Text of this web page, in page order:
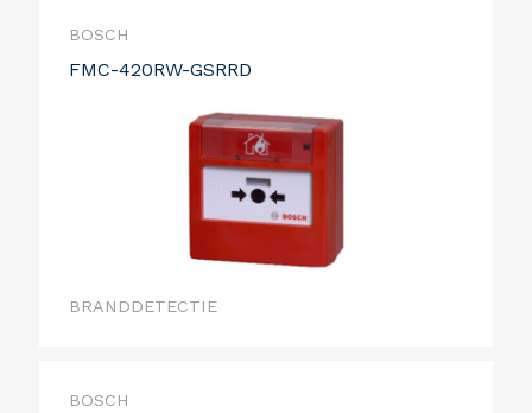
BOSCH
FMC-420RW-GSRRD
BRANDDETECTIE
BOSCH